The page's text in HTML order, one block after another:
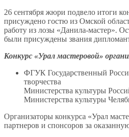
26 сентября жюри подвело итоги
присуждено гостю из Омской
работу из лозы «Данила-мастер».
были присуждены звания
Конкурс «Урал мастеровой»
ФГУК Государственный
творчества
Министерства культуры
Министерства культуры
Организаторы конкурса «Урал
партнеров и спонсоров за